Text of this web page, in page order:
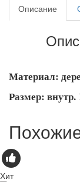
Описание
Материал:
Размер:
Хит